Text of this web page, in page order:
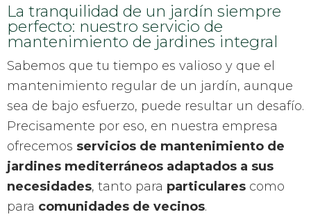
La tranquilidad de un jardín siempre
perfecto: nuestro servicio de
mantenimiento de jardines integral
Sabemos que tu tiempo es valioso y que el
mantenimiento regular de un jardín, aunque
sea de bajo esfuerzo, puede resultar un desafío.
Precisamente por eso, en nuestra empresa
ofrecemos servicios de mantenimiento de
jardines mediterráneos adaptados a sus
necesidades, tanto para particulares como
para comunidades de vecinos.